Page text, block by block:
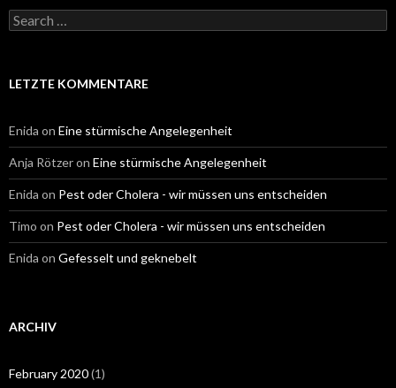
Search
for:
LETZTE KOMMENTARE
Enida on Eine stürmische Angelegenheit
Anja Rötzeron Eine stürmische Angelegenheit
Enida on Pest oder Cholera - wir müssen uns entscheiden
Timo on Pest oder Cholera - wir müssen uns entscheiden
Enida on Gefesselt und geknebelt
ARCHIV
February 2020(1)